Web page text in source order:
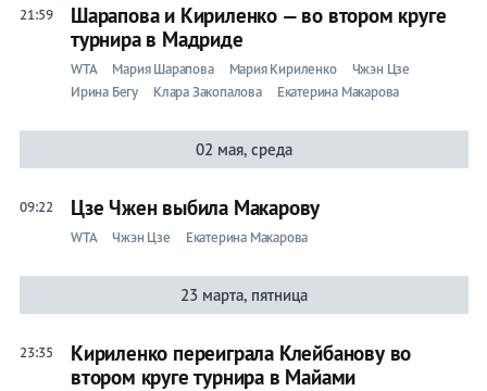
21:59
Шарапова и Кириленко — во втором круге
турнира в Мадриде
WTA Мария Шарапова Мария Кириленко
Чжэн Цзе
Ирина Бегу
Клара Закопалова Екатерина Макарова
02 мая, среда
09:22 Цзе Чжен выбила Макарову
WTA Чжэн Цзе Екатерина Макарова
23 марта, пятница
23:35
Кириленко переиграла Клейбанову во
втором круге турнира в Майами